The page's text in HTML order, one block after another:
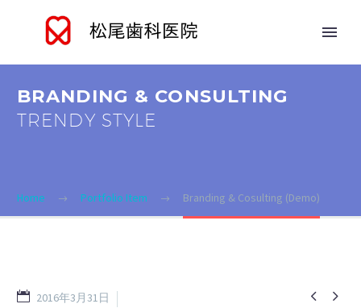
BRANDING & CONSULTING
TRENDY STYLE
Home Portfolio Item Branding & Cosulting (Demo)
 
2016年3月31日